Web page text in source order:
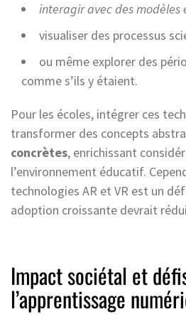
interagir avec des modèles
visualiser des processus
ou même explorer des
comme s’ils y étaient.
Pour les écoles, intégrer ces
transformer des concepts
concrètes, enrichissant
l’environnement éducatif.
technologies AR et VR est un
adoption croissante devrait
Impact sociétal et
l’apprentissage